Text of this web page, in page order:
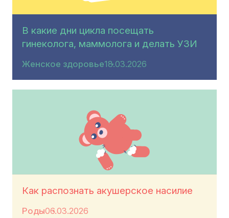
В какие дни цикла посещать
гинеколога, маммолога и делать УЗИ
Женское здоровье18.03.2026
Как распознать акушерское насилие
Роды06.03.2026